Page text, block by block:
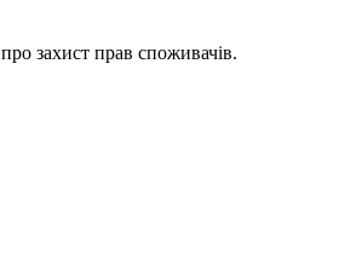
захист прав споживачів.